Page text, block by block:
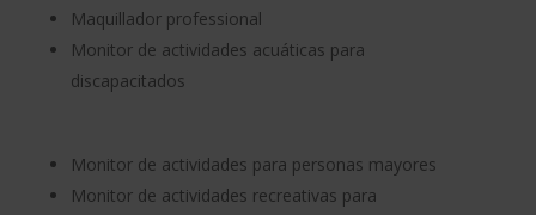
Maquillador professional
Monitor de actividades acuáticas para
discapacitados
Monitor de actividades para personas mayores
Monitor de actividades recreativas para